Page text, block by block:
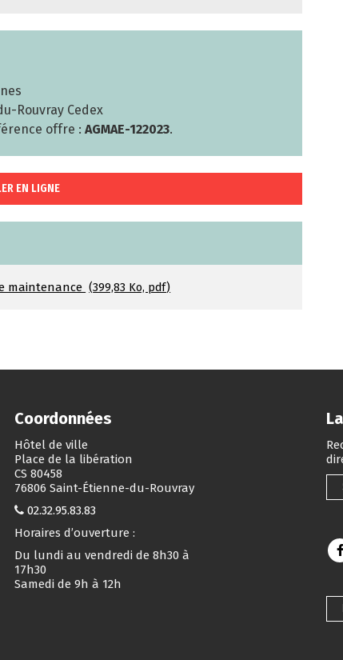
Rouvray Cedex
offre : AGMAE-122023.
EN LIGNE
maintenance 399,83 Ko, pdf
Coordonnées
Hôtel de ville
Place de la libération
CS 80458
76806 Saint-Étienne-du-Rouvray
02.32.95.83.83
Horaires d’ouverture :
Du lundi au vendredi de 8h30 à
17h30
Samedi de 9h à 12h